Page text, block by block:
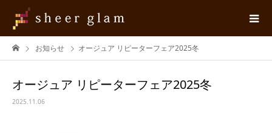
お知らせ オージュア リピーターフェア2025冬
オージュア リピーターフェア2025冬
2025.11.06